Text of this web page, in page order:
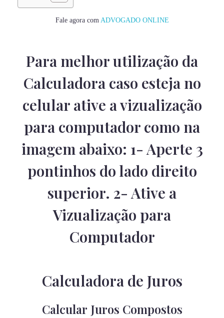
Fale agora com ADVOGADO ONLINE
Para melhor utilização da
Calculadora caso esteja no
celular ative a vizualização
para computador como na
imagem abaixo: 1- Aperte 3
pontinhos do lado direito
superior. 2- Ative a
Vizualização para
Computador
Calculadora de Juros
Calcular Juros Compostos